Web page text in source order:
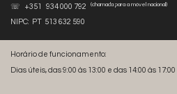
☏ +351 934 000 792 (chamada para a móvel nacional)
NIPC: PT 513 632 590
Horário de funcionamento:
Dias úteis, das 9:00 às 13:00 e das 14:00 às 17:00